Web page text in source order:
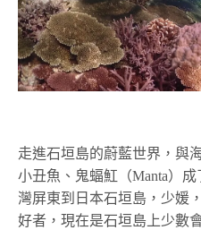
走進石垣島的蔚藍世界，與
小丑魚、鬼蝠魟（Manta）
灣屏東到日本石垣島，少媛
好者，現在是石垣島上少數